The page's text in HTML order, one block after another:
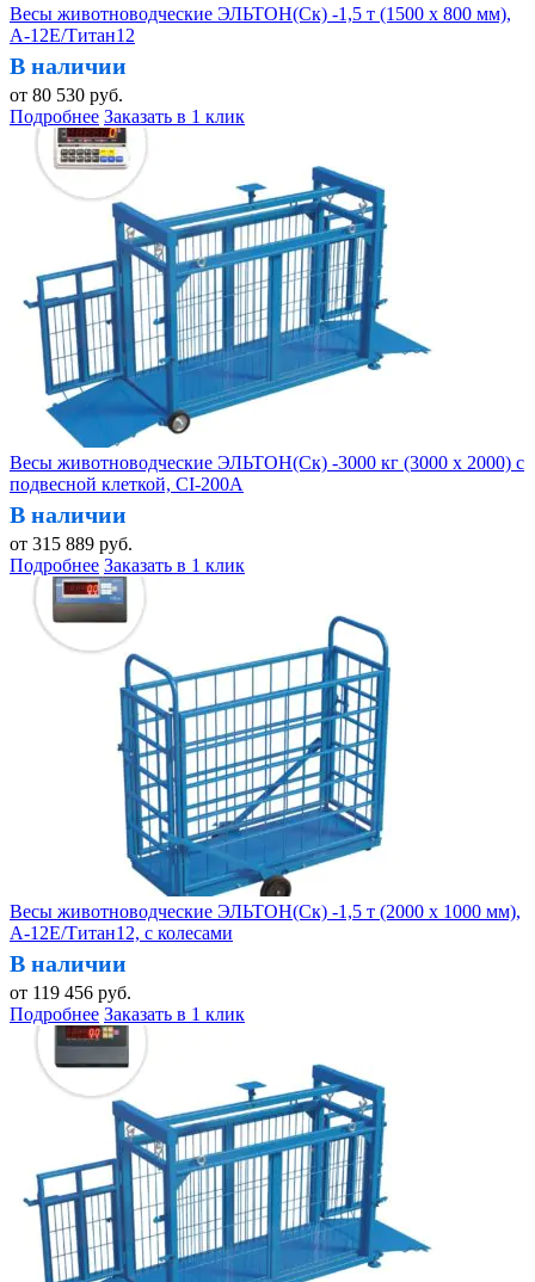
Весы животноводческие ЭЛЬТОН(Ск) -1,5 т (1500 х 800 мм),
А-12Е/Титан12
В наличии
от 80 530 руб.
Подробнее Заказать в 1 клик
Весы животноводческие ЭЛЬТОН(Ск) -3000 кг (3000 х 2000) с
подвесной клеткой, CI-200A
В наличии
от 315 889 руб.
Подробнее Заказать в 1 клик
Весы животноводческие ЭЛЬТОН(Ск) -1,5 т (2000 х 1000 мм),
А-12Е/Титан12, с колесами
В наличии
от 119 456 руб.
Подробнее Заказать в 1 клик